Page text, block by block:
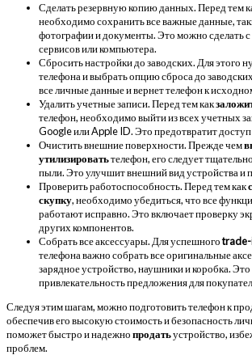
Сделать резервную копию данных. Перед тем
необходимо сохранить все важные данные,
фотографии и документы. Это можно сделать
сервисов или компьютера.
Сбросить настройки до заводских. Для этого
телефона и выбрать опцию сброса до
все личные данные и вернет телефон к
Удалить учетные записи. Перед тем как
телефон, необходимо выйти из всех учетных
Google или Apple ID. Это предотвратит
Очистить внешние поверхности. Прежде чем
утилизироватьтелефон, его следует
пыли. Это улучшит внешний вид устройства и
Проверить работоспособность. Перед тем как
скупку, необходимо убедиться, что все
работают исправно. Это включает проверку
других компонентов.
Собрать все аксессуары. Для успешного
телефона важно собрать все оригинальные
зарядное устройство, наушники и коробка.
привлекательность предложения для
Следуя этим шагам, можно подготовить телефон к
обеспечив его высокую стоимость и безопасность
поможет быстро и надежнопродатьустройство,
проблем.